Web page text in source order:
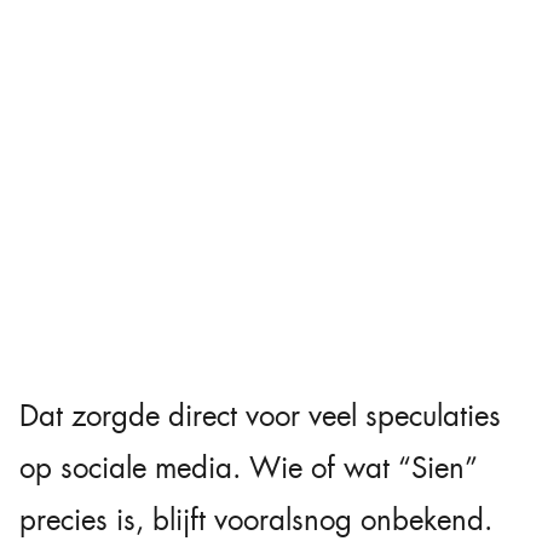
Dat zorgde direct voor veel speculaties
op sociale media. Wie of wat “Sien”
precies is, blijft vooralsnog onbekend.